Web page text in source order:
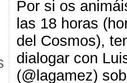
Por si os
las 18 horas
del Cosmos),
dialogar con
(@lagamez)